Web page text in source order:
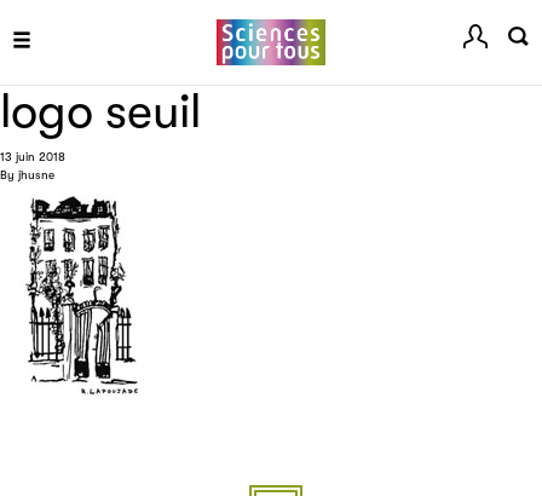
logo seuil
13 juin 2018
By jhusne
La plateforme LivrEmploi regroupe toutes les offres
d’emploi à pourvoir dans le secteur de l'édition.
Clic.EDIt
Clic.EDIt, pour faciliter les échanges informatisés entre